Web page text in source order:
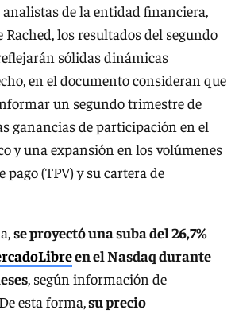
analistas de la entidad financiera,
los resultados del segundo
sólidas dinámicas
en el documento consideran que
un segundo trimestre de
ganancias de participación en el
y una expansión en los volúmenes
pago (TPV) y su cartera de
se proyectó una suba del 26,7%
en el Nasdaq durante
, según información de
esta forma,su precio